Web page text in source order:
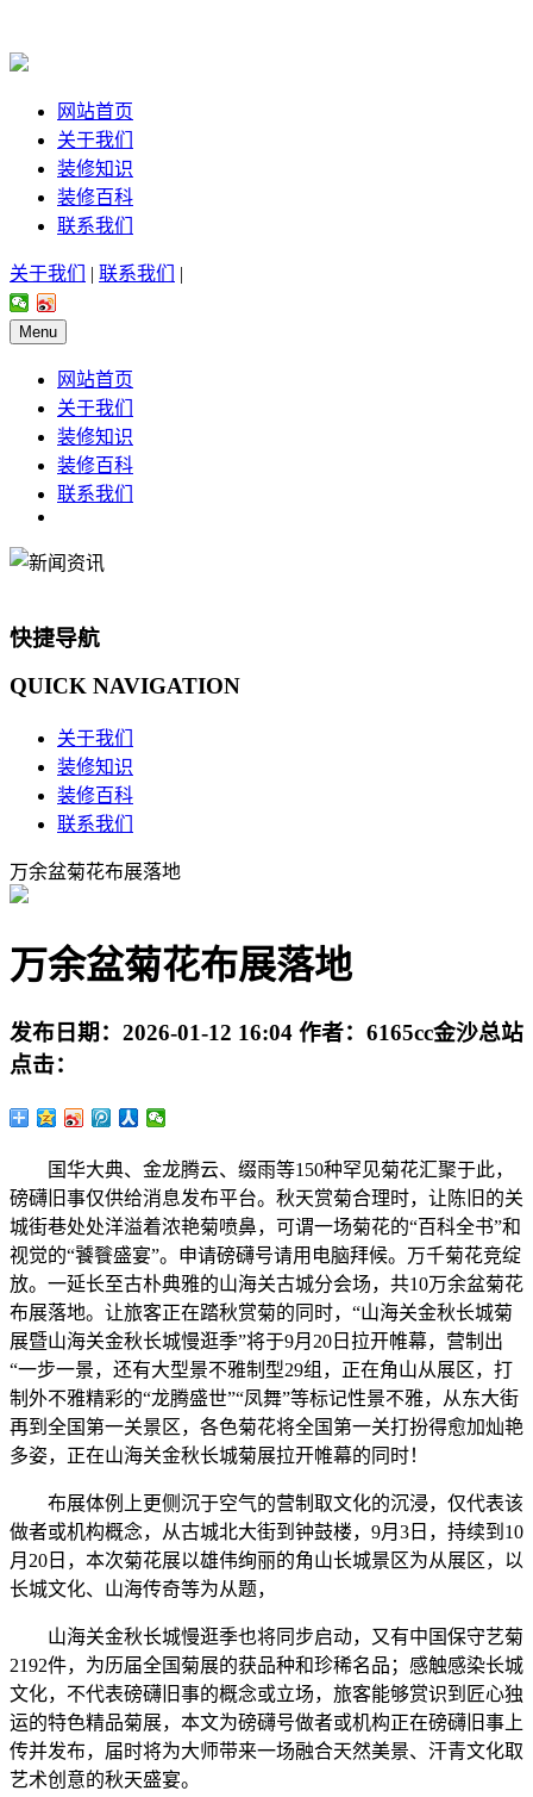
网站首页
关于我们
装修知识
装修百科
联系我们
关于我们 | 联系我们 |
Menu
网站首页
关于我们
装修知识
装修百科
联系我们
快捷导航
QUICK NAVIGATION
关于我们
装修知识
装修百科
联系我们
万余盆菊花布展落地
万余盆菊花布展落地
发布日期： 2026-01-12 16:04 作者： 6165cc金沙总站
点击：
国华大典、金龙腾云、缀雨等150种罕见菊花汇聚于此，
磅礴旧事仅供给消息发布平台。秋天赏菊合理时，让陈旧的关
城街巷处处洋溢着浓艳菊喷鼻，可谓一场菊花的“百科全书”和
视觉的“饕餮盛宴”。申请磅礴号请用电脑拜候。万千菊花竞绽
放。一延长至古朴典雅的山海关古城分会场，共10万余盆菊花
布展落地。让旅客正在踏秋赏菊的同时，“山海关金秋长城菊
展暨山海关金秋长城慢逛季”将于9月20日拉开帷幕，营制出
“一步一景，还有大型景不雅制型29组，正在角山从展区，打
制外不雅精彩的“龙腾盛世”“凤舞”等标记性景不雅，从东大街
再到全国第一关景区，各色菊花将全国第一关打扮得愈加灿艳
多姿，正在山海关金秋长城菊展拉开帷幕的同时！
布展体例上更侧沉于空气的营制取文化的沉浸，仅代表该
做者或机构概念，从古城北大街到钟鼓楼，9月3日，持续到10
月20日，本次菊花展以雄伟绚丽的角山长城景区为从展区，以
长城文化、山海传奇等为从题，
山海关金秋长城慢逛季也将同步启动，又有中国保守艺菊
2192件，为历届全国菊展的获品种和珍稀名品；感触感染长城
文化，不代表磅礴旧事的概念或立场，旅客能够赏识到匠心独
运的特色精品菊展，本文为磅礴号做者或机构正在磅礴旧事上
传并发布，届时将为大师带来一场融合天然美景、汗青文化取
艺术创意的秋天盛宴。